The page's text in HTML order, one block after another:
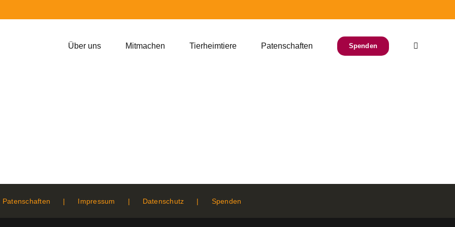
Über uns Mitmachen Tierheimtiere Patenschaften Spenden
Patenschaften Impressum Datenschutz Spenden